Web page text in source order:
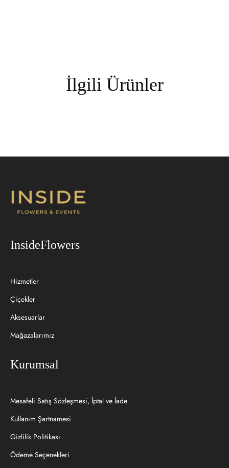
İlgili Ürünler
InsideFlowers
Hizmetler
Çiçekler
Aksesuarlar
Mağazalarımız
Kurumsal
Mesafeli Satış Sözleşmesi, İptal ve İade
Kullanım Şartnamesi
Gizlilik Politikası
Ödeme Seçenekleri